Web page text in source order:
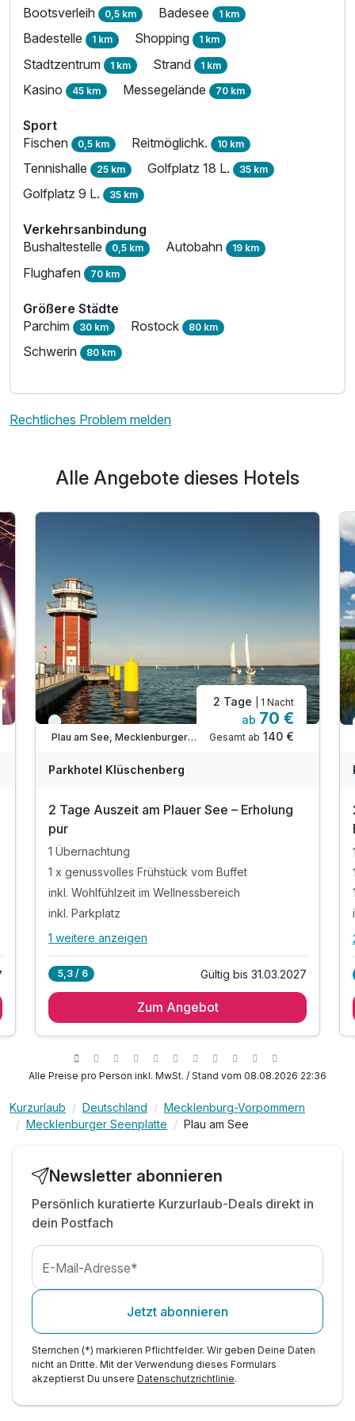
Zusatznächte
Doppelzimmer mit Balkon
2 Erwachsene
Ausstattung
Zusatznächte
Für 3 Tage 249,00 €
Doppelzimmer Standard
2 Erwachsene
Ausstattung
Zusatznächte
p.P. ab
Juniorsuite/n
2 Erwachsene und 1 Kind
Bootsverleih 0,5 km Badesee 1 km
Badestelle 1 km Shopping 1 km
Stadtzentrum 1 km Strand 1 km
Kasino 45 km Messegelände 70 km
Sport
Fischen 0,5 km Reitmöglichk. 10 km
Tennishalle 25 km Golfplatz 18 L. 35 km
Golfplatz 9 L. 35 km
Verkehrsanbindung
Bushaltestelle 0,5 km Autobahn 19 km
Flughafen 70 km
Größere Städte
Parchim 30 km Rostock 80 km
Schwerin 80 km
Rechtliches Problem melden
Alle Angebote dieses Hotels
Viele Termine frei
Plau am See, Mecklenburger Seenplatte
2 Tage | 1 Nacht
ab 70 €
Gesamt ab 140 €
Parkhotel Klüschenberg
2 Tage Auszeit am Plauer See – Erholung
pur
1 Übernachtung
1 x genussvolles Frühstück vom Buffet
inkl. Wohlfühlzeit im Wellnessbereich
inkl. Parkplatz
Alle Inklusivleistungen
1 x genussvolles Frühstück vom Buffet
inkl. WLAN
1 weitere anzeigen
5,3 / 6 Gültig bis 31.03.2027
Zum Angebot
Alle Preise pro Person inkl. MwSt. / Stand vom 08.08.2026 22:36
Kurzurlaub Deutschland
Mecklenburg-Vorpommern
Mecklenburger Seenplatte
Plau am See
Newsletter abonnieren
Persönlich kuratierte Kurzurlaub-Deals direkt in
dein Postfach
E-Mail-Adresse*
Jetzt abonnieren
Sternchen (*) markieren Pflichtfelder. Wir geben Deine Daten
nicht an Dritte. Mit der Verwendung dieses Formulars
akzeptierst Du unsere Datenschutzrichtlinie.